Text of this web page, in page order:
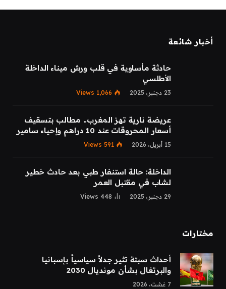
أخبار شائعة
حادثة مأساوية في قلب ورش ميناء الداخلة
الأطلسي
23 دجنبر، 2025 1,066
Views
عريضة نارية تهز المغرب.. مطالب بتسقيف
أسعار المحروقات عند 10 دراهم وإحياء سامير
15 أبريل، 2026 591
Views
الداخلة: حالة استنفار طبي بعد حادث خطير
لشاب في مقتبل العمر
29 دجنبر، 2025 448
Views
مختارات
أحداث سبتة تثير جدلاً سياسياً بإسبانيا
والبرتغال بشأن مونديال 2030
7 غشت، 2026